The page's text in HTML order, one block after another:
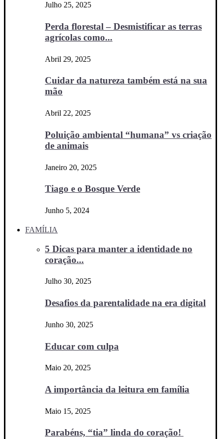
Julho 25, 2025
Perda florestal – Desmistificar as terras
agrícolas como...
Abril 29, 2025
Cuidar da natureza também está na sua
mão
Abril 22, 2025
Poluição ambiental “humana” vs criação
de animais
Janeiro 20, 2025
Tiago e o Bosque Verde
Junho 5, 2024
FAMÍLIA
5 Dicas para manter a identidade no
coração...
Julho 30, 2025
Desafios da parentalidade na era digital
Junho 30, 2025
Educar com culpa
Maio 20, 2025
A importância da leitura em família
Maio 15, 2025
Parabéns, “tia” linda do coração!